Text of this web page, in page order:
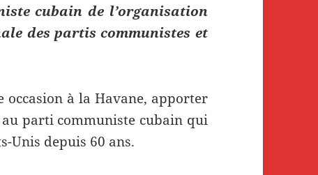
cubain de l’organisation
des partis communistes et
occasion à la Havane, apporter
parti communiste cubain qui
Unis depuis 60 ans.